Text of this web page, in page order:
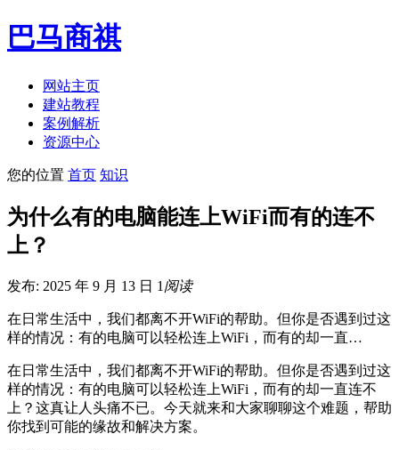
巴马商祺
网站主页
建站教程
案例解析
资源中心
您的位置 首页 知识
为什么有的电脑能连上WiFi而有的连不
上？
发布: 2025 年 9 月 13 日 1 阅读
在日常生活中，我们都离不开WiFi的帮助。但你是否遇到过这
样的情况：有的电脑可以轻松连上WiFi，而有的却一直…
在日常生活中，我们都离不开WiFi的帮助。但你是否遇到过这
样的情况：有的电脑可以轻松连上WiFi，而有的却一直连不
上？这真让人头痛不已。今天就来和大家聊聊这个难题，帮助
你找到可能的缘故和解决方案。